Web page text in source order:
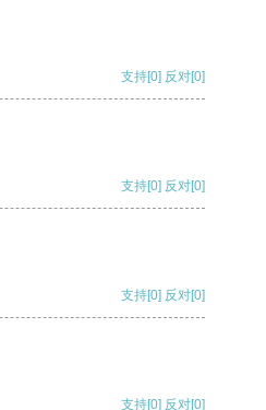
支持[0] 反对[0]
支持[0] 反对[0]
支持[0] 反对[0]
支持[0] 反对[0]